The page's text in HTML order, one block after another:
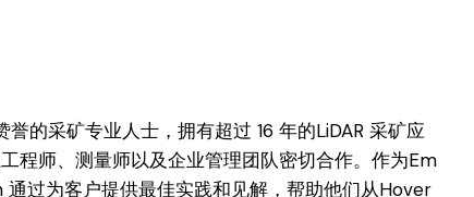
的采矿专业人士，拥有超过 16 年的LiDAR 采矿应
程师、测量师以及企业管理团队密切合作。作为Em
过为客户提供最佳实践和见解，帮助他们从Hover